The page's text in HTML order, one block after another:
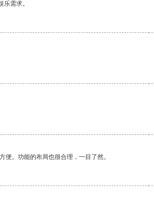
需求。
便。功能的布局也很合理，一目了然。